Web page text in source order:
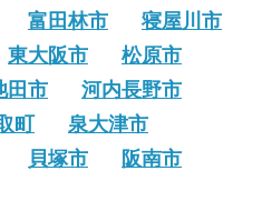
富田林市
寝屋川市
東大阪市
松原市
田市
河内長野市
町
泉大津市
貝塚市
阪南市